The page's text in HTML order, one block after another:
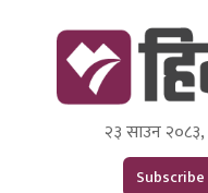
Himal Press
Dot NewsyNepal
२३ साउन